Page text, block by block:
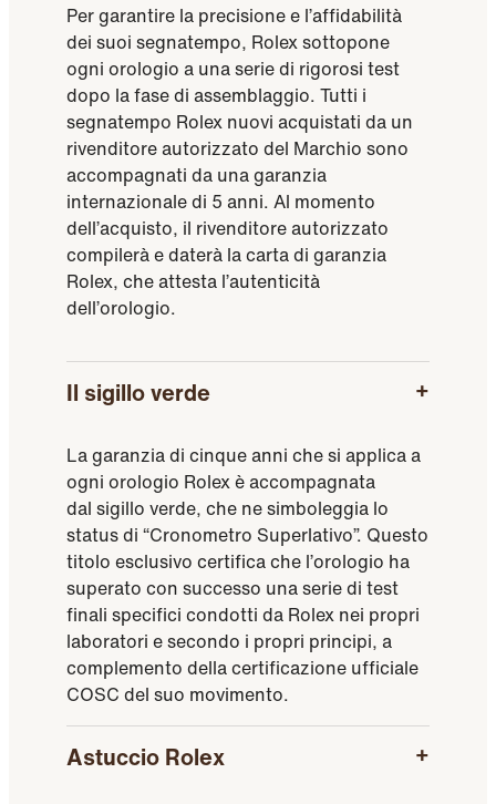
Per garantire la precisione e l’affidabilità
dei suoi segnatempo, Rolex sottopone
ogni orologio a una serie di rigorosi test
dopo la fase di assemblaggio. Tutti i
segnatempo Rolex nuovi acquistati da un
rivenditore autorizzato del Marchio sono
accompagnati da una garanzia
internazionale di 5 anni. Al momento
dell’acquisto, il rivenditore autorizzato
compilerà e daterà la carta di garanzia
Rolex, che attesta l’autenticità
dell’orologio.
Il sigillo verde
La garanzia di cinque anni che si applica a
ogni orologio Rolex è accompagnata
dal sigillo verde, che ne simboleggia lo
status di “Cronometro Superlativo”. Questo
titolo esclusivo certifica che l’orologio ha
superato con successo una serie di test
finali specifici condotti da Rolex nei propri
laboratori e secondo i propri principi, a
complemento della certificazione ufficiale
COSC del suo movimento.
Astuccio Rolex